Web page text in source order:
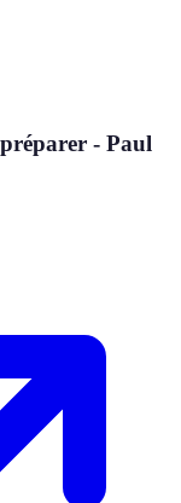
- Paul